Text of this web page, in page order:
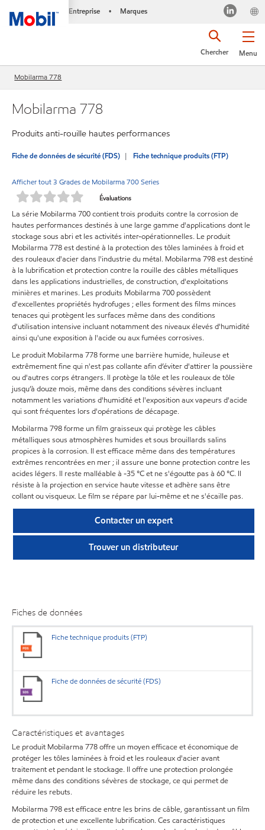
Entreprise • Marques
Menu
Chercher
Mobilarma 778
Mobilarma 778
Produits anti-rouille hautes performances
Fiche de données de sécurité (FDS) Fiche technique produits (FTP)
Afficher tout 3 Grades de Mobilarma 700 Series
Évaluations
La série Mobilarma 700 contient trois produits contre la corrosion de
hautes performances destinés à une large gamme d'applications dont le
stockage sous abri et les activités inter-opérationnelles. Le produit
Mobilarma 778 est destiné à la protection des tôles laminées à froid et
des rouleaux d'acier dans l'industrie du métal. Mobilarma 798 est destiné
à la lubrification et protection contre la rouille des câbles métalliques
dans les applications industrielles, de construction, d'exploitations
minières et marines. Les produits Mobilarma 700 possèdent
d'excellentes propriétés hydrofuges ; elles forment des films minces
tenaces qui protègent les surfaces même dans des conditions
d'utilisation intensive incluant notamment des niveaux élevés d'humidité
ainsi qu'une exposition à l'acide ou aux fumées corrosives.
Le produit Mobilarma 778 forme une barrière humide, huileuse et
extrêmement fine qui n'est pas collante afin d’éviter d'attirer la poussière
ou d'autres corps étrangers. Il protège la tôle et les rouleaux de tôle
jusqu’à douze mois, même dans des conditions sévères incluant
notamment les variations d'humidité et l'exposition aux vapeurs d'acide
qui sont fréquentes lors d'opérations de décapage.
Mobilarma 798 forme un film graisseux qui protège les câbles
métalliques sous atmosphères humides et sous brouillards salins
propices à la corrosion. Il est efficace même dans des températures
extrêmes rencontrées en mer ; il assure une bonne protection contre les
acides légers. Il reste malléable à -35 °C et ne s'égoutte pas à 60 °C. Il
résiste à la projection en service haute vitesse et adhère sans être
collant ou visqueux. Le film se répare par lui-même et ne s'écaille pas.
Contacter un expert
Trouver un distributeur
Fiches de données
Fiche technique produits (FTP)
Fiche de données de sécurité (FDS)
Caractéristiques et avantages
Le produit Mobilarma 778 offre un moyen efficace et économique de
protéger les tôles laminées à froid et les rouleaux d'acier avant
traitement et pendant le stockage. Il offre une protection prolongée
même dans des conditions sévères de stockage, ce qui permet de
réduire les rebuts.
Mobilarma 798 est efficace entre les brins de câble, garantissant un film
de protection et une excellente lubrification. Ces caractéristiques